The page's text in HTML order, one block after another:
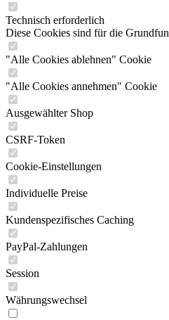
Technisch erforderlich
Diese Cookies sind für die
"Alle Cookies ablehnen" Cookie
"Alle Cookies annehmen" Cookie
Ausgewählter Shop
CSRF-Token
Cookie-Einstellungen
Individuelle Preise
Kundenspezifisches Caching
PayPal-Zahlungen
Session
Währungswechsel